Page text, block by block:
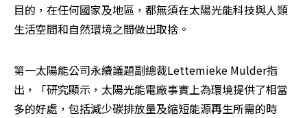
目的，在任何國家及地區，都無須在太陽光能科技與人類
生活空間和自然環境之間做出取捨。
第一太陽能公司永續議題副總裁Lettemieke Mulder指
出，「研究顯示，太陽光能電廠事實上為環境提供了相當
多的好處，包括減少碳排放量及縮短能源再生所需的時